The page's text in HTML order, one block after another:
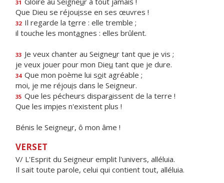
31
Que Dieu se réjouisse en ses œuvres !
32 Il regarde la terre : elle tremble ;
il touche les montagnes : elles brûlent.
33 Je veux chanter au Seigneur tant que je vis ;
je veux jouer pour mon Dieu tant que je dure.
34 Que mon poème lui soit agréable ;
moi, je me réjouis dans le Seigneur.
35 Que les pécheurs disparaissent de la terre !
Que les impies n'existent plus !
Bénis le Seigneur, ô mon âme !
VERSET
V/ L'Esprit du Seigneur emplit l'univers, alléluia.
Il sait toute parole, celui qui contient tout, alléluia.